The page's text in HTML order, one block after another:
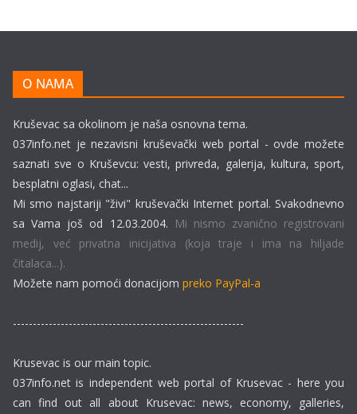
O NAMA
Kruševac sa okolinom je naša osnovna tema.
037info.net je nezavisni kruševački web portal - ovde možete
saznati sve o Kruševcu: vesti, privreda, galerija, kultura, sport,
besplatni oglasi, chat...
Mi smo najstariji "živi" kruševački Internet portal. Svakodnevno
sa Vama još od 12.03.2004. Mi nismo zvanično registrovani
medij, već privatna inicijativa (koja traje i ima na hiljade
čitalaca...).
Možete nam pomoći donacijom preko PayPal-a
----------------------------------------------------------
Krusevac is our main topic.
037info.net is independent web portal of Krusevac - here you
can find out all about Krusevac: news, economy, galleries,